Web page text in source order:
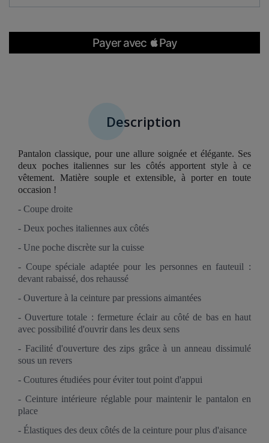
Description
Pantalon classique, pour une allure soignée et élégante. Ses
deux poches italiennes sur les côtés apportent style à ce
vêtement. Matière souple et extensible, à porter en toute
occasion !
- Coupe droite
- Deux poches italiennes aux côtés
- Une poche discrète sur la cuisse
- Coupe spéciale adaptée pour les personnes en fauteuil :
devant rabaissé, dos rehaussé
- Ouverture à la ceinture par pressions aimantées
- Ouverture totale : fermeture éclair au côté de bas en haut
avec possibilité d'ouvrir dans les deux sens
- Facilité d'ouverture des zips grâce à un anneau dissimulé
sous un revers
- Coutures étudiées pour éviter tout point d'appui
- Ceinture intérieure réglable pour maintenir le pantalon en
place
- Élastiques des deux côtés de la ceinture pour plus d'aisance